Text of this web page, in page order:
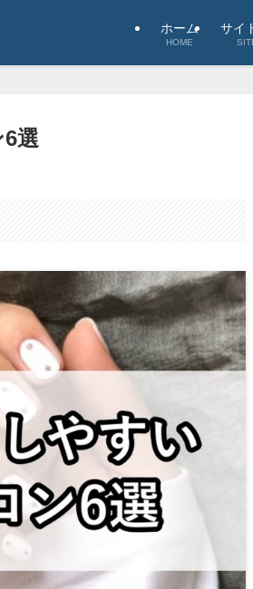
ホーム
HOME
サイ
選